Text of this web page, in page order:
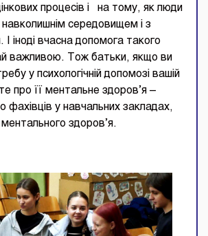
процесів і на тому, як люди
середовищем і з
І іноді вчасна допомога такого
важливою. Тож батьки, якщо ви
у психологічній допомозі вашій
про її ментальне здоров’я –
фахівців у навчальних закладах,
здоров’я.